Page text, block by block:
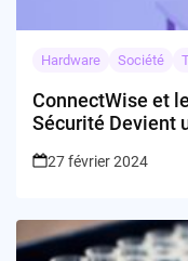
Hardware Société
ConnectWise et
Sécurité Devient
27 février 2024